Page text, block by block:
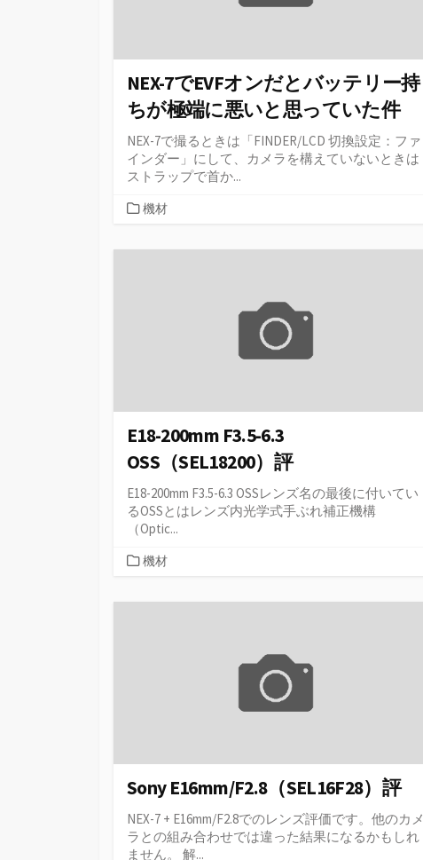
NEX-7でEVFオンだとバッテリー持
ちが極端に悪いと思っていた件
NEX-7で撮るときは「FINDER/LCD 切換設定：ファ
インダー」にして、カメラを構えていないときは
ストラップで首か...
カ
ゴ
機材
E18-200mm F3.5-6.3
OSS（SEL18200）評
E18-200mm F3.5-6.3 OSSレンズ名の最後に付いてい
るOSSとはレンズ内光学式手ぶれ補正機構
（Optic...
カ
ゴ
機材
Sony E16mm/F2.8（SEL16F28）評
NEX-7 + E16mm/F2.8でのレンズ評価です。他のカメ
ラとの組み合わせでは違った結果になるかもしれ
ません。 解...